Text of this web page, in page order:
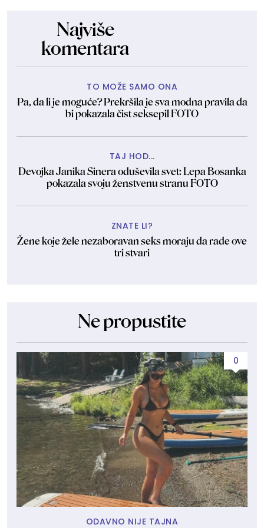
Najviše
komentara
TO MOŽE SAMO ONA
Pa, da li je moguće? Prekršila je sva modna pravila da
bi pokazala čist seksepil FOTO
TAJ HOD...
Devojka Janika Sinera oduševila svet: Lepa Bosanka
pokazala svoju ženstvenu stranu FOTO
ZNATE LI?
Žene koje žele nezaboravan seks moraju da rade ove
tri stvari
Ne propustite
0
ODAVNO NIJE TAJNA